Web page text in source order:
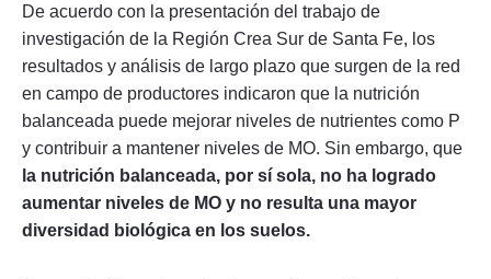
De acuerdo con la presentación del trabajo de
investigación de la Región Crea Sur de Santa Fe, los
resultados y análisis de largo plazo que surgen de la red
en campo de productores indicaron que la nutrición
balanceada puede mejorar niveles de nutrientes como P
y contribuir a mantener niveles de MO. Sin embargo, que
la nutrición balanceada, por sí sola, no ha logrado
aumentar niveles de MO y no resulta una mayor
diversidad biológica en los suelos.